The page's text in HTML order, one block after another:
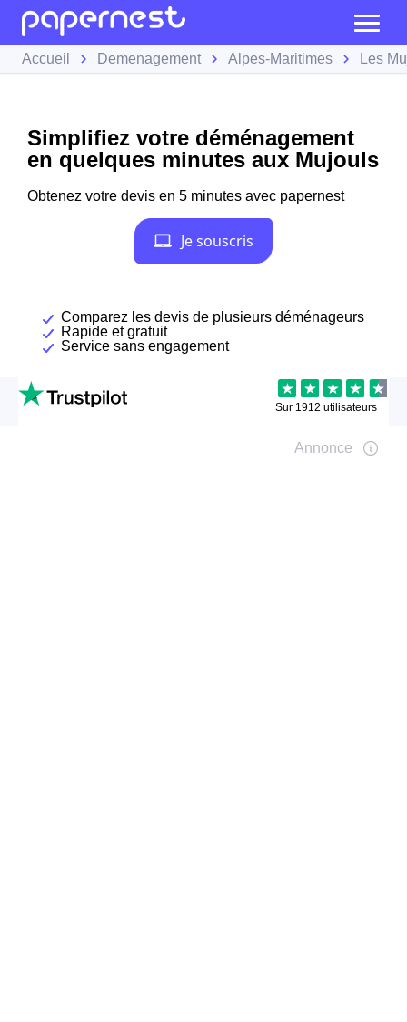
Accueil Demenagement Alpes-Maritimes Les